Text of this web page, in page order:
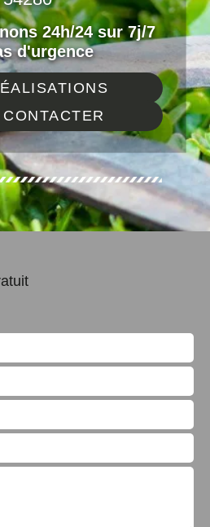
24h/24 sur 7j/7
d'urgence